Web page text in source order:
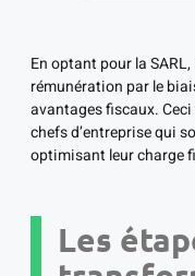
En optant pour la
rémunération par le
avantages fiscaux.
chefs d’entreprise qui
optimisant leur charge
Les